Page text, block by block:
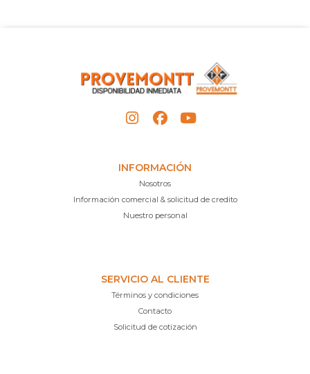
INFORMACIÓN
Nosotros
Información comercial & solicitud de credito
Nuestro personal
SERVICIO AL CLIENTE
Términos y condiciones
Contacto
Solicitud de cotización